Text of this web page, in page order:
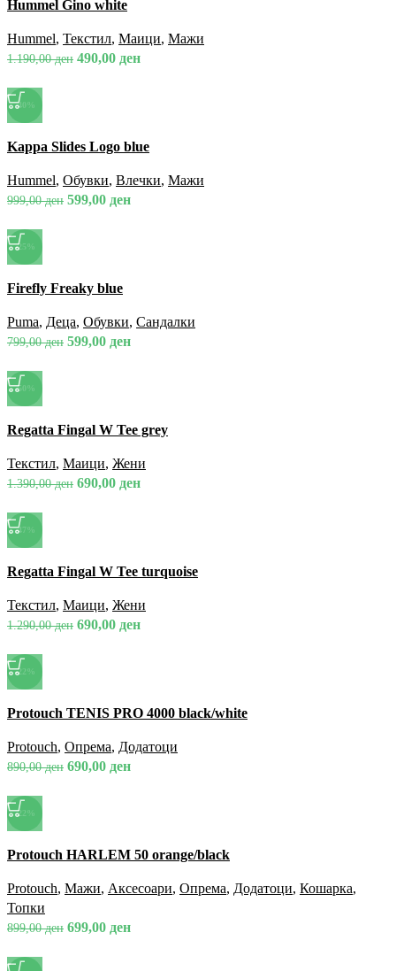
Брз преглед
Hummel Gino white
Hummel, Текстил, Маици, Мажи
1.190,00ден 490,00 ден
-40%
Брз преглед
Kappa Slides Logo blue
Hummel, Обувки, Влечки, Мажи
999,00ден 599,00 ден
-25%
Брз преглед
Firefly Freaky blue
Puma, Деца, Обувки, Сандалки
799,00ден 599,00 ден
-50%
Брз преглед
Regatta Fingal W Tee grey
Текстил, Маици, Жени
1.390,00ден 690,00 ден
-47%
Брз преглед
Regatta Fingal W Tee turquoise
Текстил, Маици, Жени
1.290,00ден 690,00 ден
-22%
Брз преглед
Protouch TENIS PRO 4000 black/white
Protouch, Опрема, Додатоци
890,00ден 690,00 ден
-22%
Брз преглед
Protouch HARLEM 50 orange/black
Protouch, Мажи, Аксесоари, Опрема, Додатоци, Кошарка,
Топки
899,00ден 699,00 ден